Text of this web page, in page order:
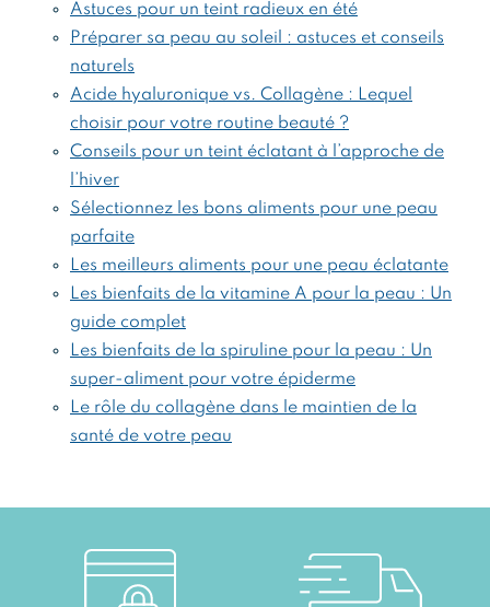
Astuces pour un teint radieux en été
Préparer sa peau au soleil : astuces et conseils
naturels
Acide hyaluronique vs. Collagène : Lequel
choisir pour votre routine beauté ?
Conseils pour un teint éclatant à l’approche de
l’hiver
Sélectionnez les bons aliments pour une peau
parfaite
Les meilleurs aliments pour une peau éclatante
Les bienfaits de la vitamine A pour la peau : Un
guide complet
Les bienfaits de la spiruline pour la peau : Un
super-aliment pour votre épiderme
Le rôle du collagène dans le maintien de la
santé de votre peau